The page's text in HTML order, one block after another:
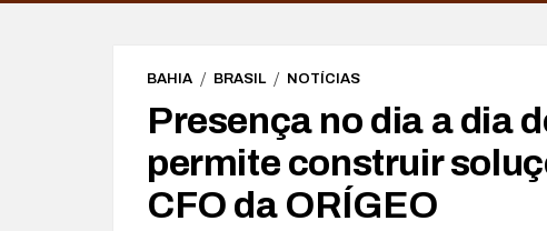
BAHIA BRASIL NOTÍCIAS
Presença no dia a dia
permite construir
CFO da ORÍGEO